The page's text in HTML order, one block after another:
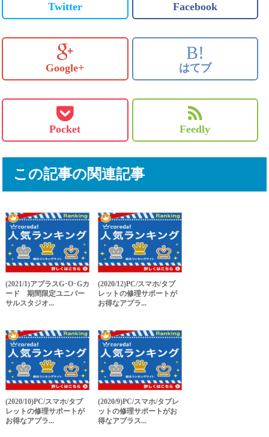
Twitter Facebook
Google+
B!
はてブ
Pocket Feedly
この記事の関連記事
(2021/1)アプラスG･O･Gカ
ード 期間限定ユニバー
サルスタジオ...
(2020/12)PC/スマホ/タブ
レットの修理サポートが
お得なアプラ...
(2020/10)PC/スマホ/タブ
レットの修理サポートが
お得なアプラ...
(2020/9)PC/スマホ/タブレ
ットの修理サポートがお
得なアプラス...